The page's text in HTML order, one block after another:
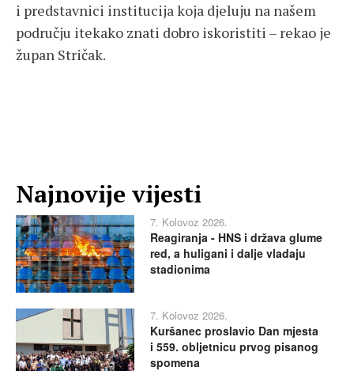
i predstavnici institucija koja djeluju na našem
području itekako znati dobro iskoristiti – rekao je
župan Stričak.
Najnovije vijesti
7. Kolovoz 2026.
Reagiranja - HNS i država glume
red, a huligani i dalje vladaju
stadionima
7. Kolovoz 2026.
Kuršanec proslavio Dan mjesta
i 559. obljetnicu prvog pisanog
spomena